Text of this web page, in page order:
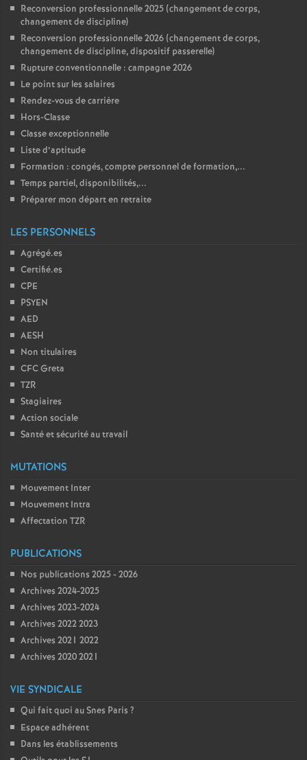
Reconversion professionnelle 2025 (changement de corps,
changement de discipline)
Reconversion professionnelle 2026 (changement de corps,
changement de discipline, dispositif passerelle)
Rupture conventionnelle : campagne 2026
Le point sur les salaires
Rendez-vous de carrière
Hors-Classe
Classe exceptionnelle
Liste d’aptitude
Formation : congés, compte personnel de formation,...
Temps partiel, disponibilités,...
Préparer mon départ en retraite
LES PERSONNELS
Agrégé.es
Certifié.es
CPE
PSYEN
AED
AESH
Non titulaires
CFC Greta
TZR
Stagiaires
Action sociale
Santé et sécurité au travail
MUTATIONS
Mouvement Inter
Mouvement Intra
Affectation TZR
PUBLICATIONS
Nos publications 2025 - 2026
Archives 2024-2025
Archives 2023-2024
Archives 2022 2023
Archives 2021 2022
Archives 2020 2021
VIE SYNDICALE
Qui fait quoi au Snes Paris ?
Espace adhérent
Dans les établissements